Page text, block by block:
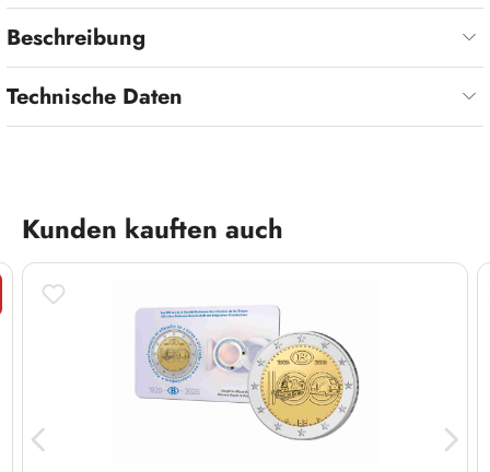
Beschreibung
Technische Daten
Produktgalerie überspringen
Kunden kauften auch